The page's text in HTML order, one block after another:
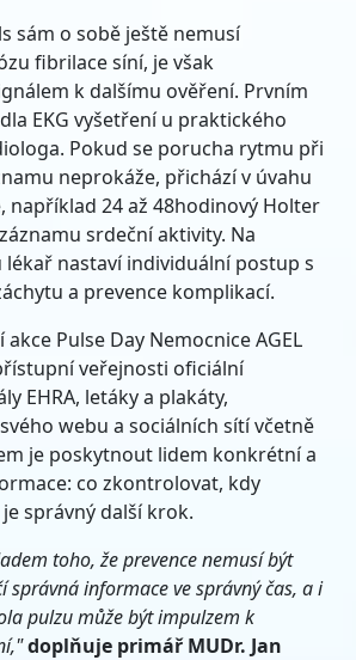
sám o sobě ještě nemusí
fibrilace síní, je však
k dalšímu ověření. Prvním
EKG vyšetření u praktického
Pokud se porucha rytmu při
neprokáže, přichází v úvahu
například 24 až 48hodinový Holter
srdeční aktivity. Na
lékař nastaví individuální postup s
a prevence komplikací.
Pulse Day Nemocnice AGEL
veřejnosti oficiální
EHRA, letáky a plakáty,
webu a sociálních sítí včetně
je poskytnout lidem konkrétní a
co zkontrolovat, kdy
správný další krok.
toho, že prevence nemusí být
správná informace ve správný čas, a i
pulzu může být impulzem k
doplňuje primář MUDr. Jan